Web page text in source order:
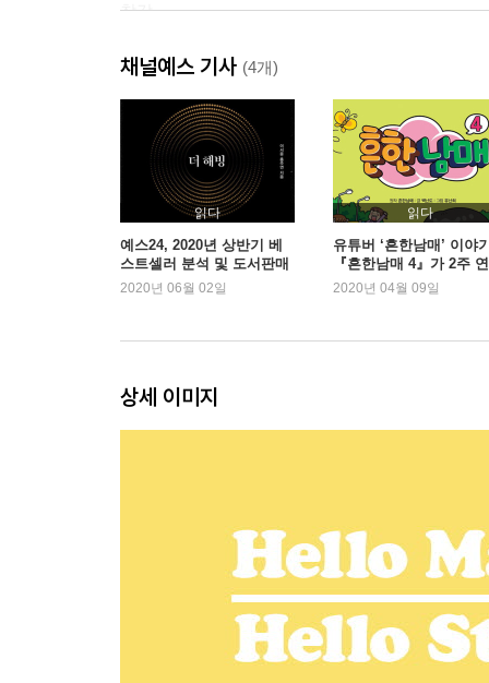
착각
제2부. 진실기본값 이론의 승리: 낯선 사람을 파악
03. 펜타곤을 주무른 여왕: 낯선 사람을 항상 믿는
격추 전의 경고ㅣ완벽한 타이밍ㅣ스파이의 자
발견하다
04. 천재 사기꾼을 무너뜨린 바보 성자: 낯선 사람
메이도프의 사기 전략ㅣ마코폴로스의 사기꾼 색
05. 학대 혹은 친절: 상상하기 어려운 가능성과 그
샤워장 안의 소년ㅣ우리 모두의 샌더스키ㅣ확
06. [프렌즈]의 연기: 행복할 때 웃는 사람들
08. 통하지 않는 신호: 내면과 태도가 불일치할 때
사교클럽 파티의 끝ㅣ제각각의 신호들ㅣ불투명
위력ㅣ블랙아웃
제4부. 진실의 정체: 또 다른 수수께끼
채널예스 기사 (4개)
읽다
예스24, 2020년 상반기 베
스트셀러 분석 및 도서판매
동향 발표
2020년 06월 02일
읽다
유튜버 ‘흔한남매’ 이야
『흔한남매 4』가 2주
1위
2020년 04월 09일
상세 이미지